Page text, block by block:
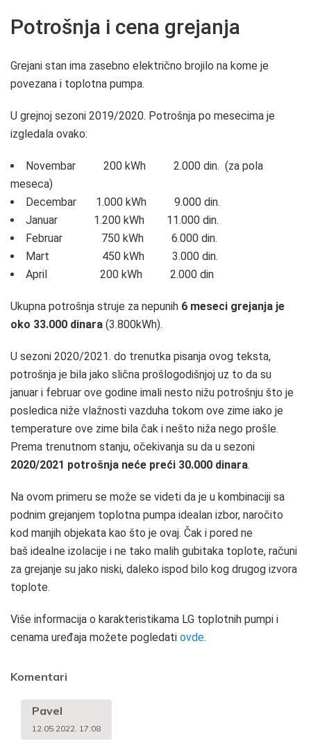
Potrošnja i cena grejanja
Grejani stan ima zasebno električno brojilo na kome je
povezana i toplotna pumpa.
U grejnoj sezoni 2019/2020. Potrošnja po mesecima je
izgledala ovako:
Novembar 200 kWh 2.000 din. (za pola
meseca)
Decembar 1.000 kWh 9.000 din.
Januar 1.200 kWh 11.000 din.
Februar 750 kWh 6.000 din.
Mart 450 kWh 3.000 din.
April 200 kWh 2.000 din
Ukupna potrošnja struje za nepunih 6 meseci grejanja je
oko 33.000 dinara (3.800kWh).
U sezoni 2020/2021. do trenutka pisanja ovog teksta,
potrošnja je bila jako slična prošlogodišnjoj uz to da su
januar i februar ove godine imali nesto nižu potrošnju što je
posledica niže vlažnosti vazduha tokom ove zime iako je
temperature ove zime bila čak i nešto niža nego prošle.
Prema trenutnom stanju, očekivanja su da u sezoni
2020/2021 potrošnja neće preći 30.000 dinara.
Na ovom primeru se može se videti da je u kombinaciji sa
podnim grejanjem toplotna pumpa idealan izbor, naročito
kod manjih objekata kao što je ovaj. Čak i pored ne
baš idealne izolacije i ne tako malih gubitaka toplote, računi
za grejanje su jako niski, daleko ispod bilo kog drugog izvora
toplote.
Više informacija o karakteristikama LG toplotnih pumpi i
cenama uređaja možete pogledati ovde.
Komentari
Pavel
12.05.2022. 17:08